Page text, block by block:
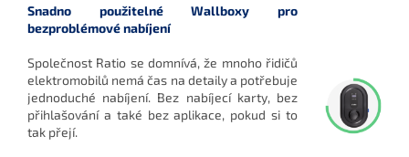
Snadno použitelné Wallboxy pro
bezproblémové nabíjení
Společnost Ratio se domnívá, že mnoho řidičů
elektromobilů nemá čas na detaily a potřebuje
jednoduché nabíjení. Bez nabíjecí karty, bez
přihlašování a také bez aplikace, pokud si to
tak přejí.